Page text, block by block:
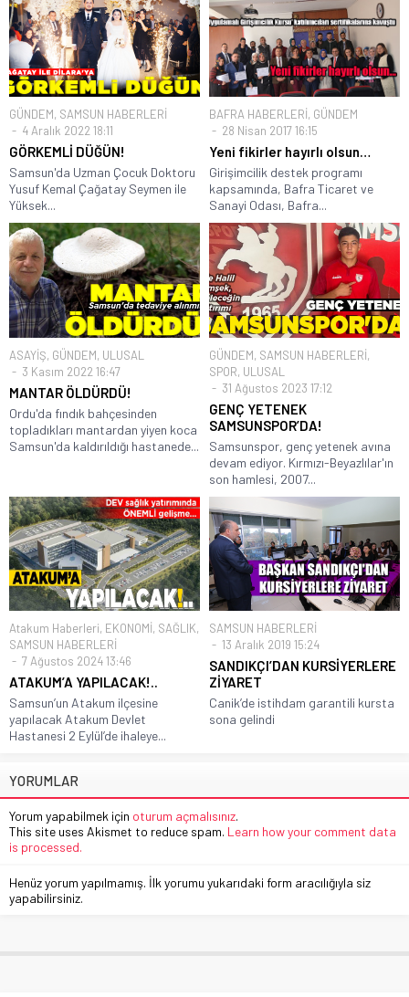
GÜNDEM, SAMSUN HABERLERİ
4 Aralık 2022 18:11
GÖRKEMLİ DÜĞÜN!
Samsun'da Uzman Çocuk Doktoru
Yusuf Kemal Çağatay Seymen ile
Yüksek...
BAFRA HABERLERİ, GÜNDEM
28 Nisan 2017 16:15
Yeni fikirler hayırlı olsun…
Girişimcilik destek programı
kapsamında, Bafra Ticaret ve
Sanayi Odası, Bafra...
ASAYİŞ, GÜNDEM, ULUSAL
3 Kasım 2022 16:47
MANTAR ÖLDÜRDÜ!
Ordu'da fındık bahçesinden
topladıkları mantardan yiyen koca
Samsun'da kaldırıldığı hastanede...
GÜNDEM, SAMSUN HABERLERİ,
SPOR, ULUSAL
31 Ağustos 2023 17:12
GENÇ YETENEK
SAMSUNSPOR’DA!
Samsunspor, genç yetenek avına
devam ediyor. Kırmızı-Beyazlılar'ın
son hamlesi, 2007...
Atakum Haberleri, EKONOMİ, SAĞLIK,
SAMSUN HABERLERİ
7 Ağustos 2024 13:46
ATAKUM’A YAPILACAK!..
Samsun’un Atakum ilçesine
yapılacak Atakum Devlet
Hastanesi 2 Eylül’de ihaleye...
SAMSUN HABERLERİ
13 Aralık 2019 15:24
SANDIKÇI’DAN KURSİYERLERE
ZİYARET
Canik’de istihdam garantili kursta
sona gelindi
YORUMLAR
Yorum yapabilmek için oturum açmalısınız.
This site uses Akismet to reduce spam. Learn how your comment data
is processed.
Henüz yorum yapılmamış. İlk yorumu yukarıdaki form aracılığıyla siz
yapabilirsiniz.